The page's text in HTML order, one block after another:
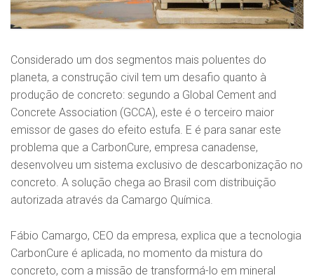
Considerado um dos segmentos mais poluentes do
planeta, a construção civil tem um desafio quanto à
produção de concreto: segundo a Global Cement and
Concrete Association (GCCA), este é o terceiro maior
emissor de gases do efeito estufa. E é para sanar este
problema que a CarbonCure, empresa canadense,
desenvolveu um sistema exclusivo de descarbonização no
concreto. A solução chega ao Brasil com distribuição
autorizada através da Camargo Química.
Fábio Camargo, CEO da empresa, explica que a tecnologia
CarbonCure é aplicada, no momento da mistura do
concreto, com a missão de transformá-lo em mineral